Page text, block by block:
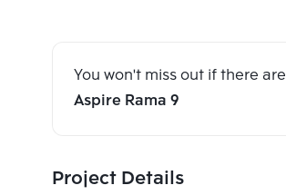
You won't miss out if there
Aspire Rama 9
Project Details